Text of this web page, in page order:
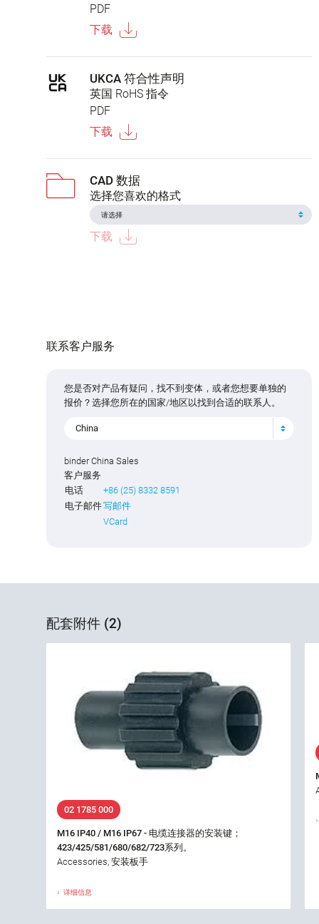
PDF
下载
UKCA 符合性声明
英国 RoHS 指令
PDF
下载
CAD 数据
选择您喜欢的格式
下载
联系客户服务
您是否对产品有疑问，找不到变体，或者您想要单独的
报价？选择您所在的国家/地区以找到合适的联系人。
China
binder China Sales
客户服务
电话
+86 (25) 8332 8591
电子邮件写邮件
VCard
配套附件 (2)
02 1785 000
M16 IP40 / M16 IP67 - 电缆连接器的安装键；
423/425/581/680/682/723系列。
Accessories, 安装板手
详细信息